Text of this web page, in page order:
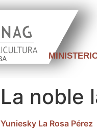
La noble
Yuniesky La Rosa Pérez